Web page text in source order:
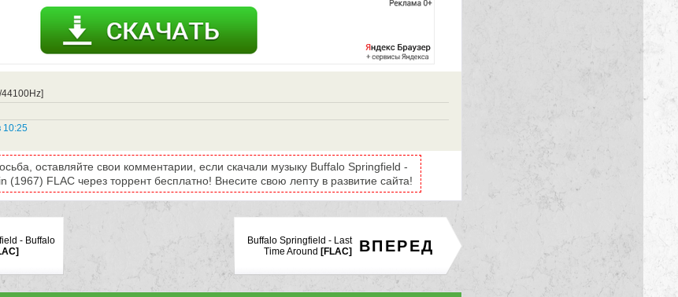
10:25
оставляйте свои комментарии, если скачали музыку Buffalo Springfield -
(1967) FLAC через торрент бесплатно! Внесите свою лепту в развитие сайта!
- Buffalo
ВПЕРЕД
Buffalo Springfield - Last
Time Around [FLAC]